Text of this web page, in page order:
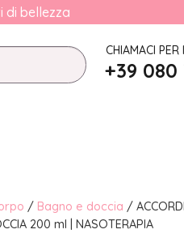
di bellezza
CHIAMACI
+39 080
/ Bagno e doccia /
200 ml | NASOTERAPIA